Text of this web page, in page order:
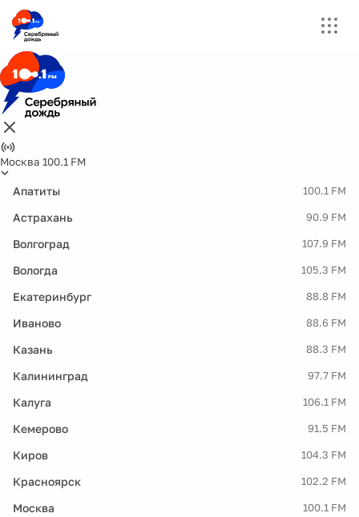
Москва 100.1 FM
Апатиты 100.1 FM
Астрахань 90.9 FM
Волгоград 107.9 FM
Вологда 105.3 FM
Екатеринбург 88.8 FM
Иваново 88.6 FM
Казань 88.3 FM
Калининград 97.7 FM
Калуга 106.1 FM
Кемерово 91.5 FM
Киров 104.3 FM
Красноярск 102.2 FM
Москва 100.1 FM